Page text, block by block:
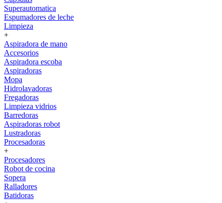
Superautomatica
Espumadores de leche
Limpieza
+
Aspiradora de mano
Accesorios
Aspiradora escoba
Aspiradoras
Mopa
Hidrolavadoras
Fregadoras
Limpieza vidrios
Barredoras
Aspiradoras robot
Lustradoras
Procesadoras
+
Procesadores
Robot de cocina
Sopera
Ralladores
Batidoras